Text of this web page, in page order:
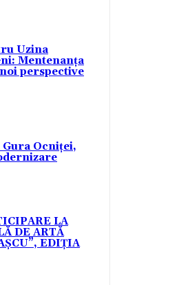
Uzina
Mentenanța
perspective
Ocniței,
LA
DE ARTĂ
EDIŢIA